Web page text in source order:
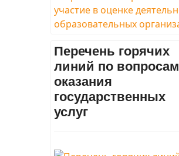
Перечень горячих
линий по вопросам
оказания
государственных
услуг